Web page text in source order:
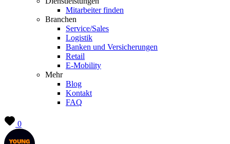
Mitarbeiter finden
Branchen
Service/Sales
Logistik
Banken und Versicherungen
Retail
E-Mobility
Mehr
Blog
Kontakt
FAQ
0